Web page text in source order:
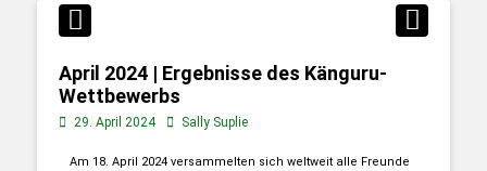
April 2024 | Ergebnisse des Känguru-
Wettbewerbs
29. April 2024 Sally Suplie
Am 18. April 2024 versammelten sich weltweit alle Freunde